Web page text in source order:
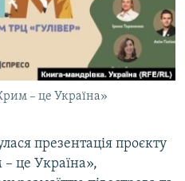
– це Україна»
презентація проєкту
це Україна»,